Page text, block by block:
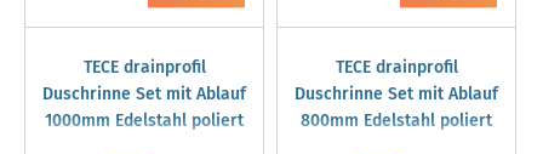
TECE drainprofil
Duschrinne Set mit Ablauf
1000mm Edelstahl poliert
TECE drainprofil
Duschrinne Set mit Ablauf
800mm Edelstahl poliert